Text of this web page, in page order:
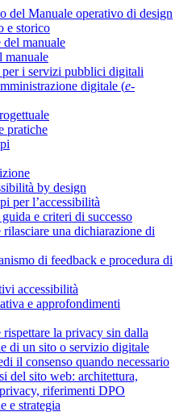
del Manuale operativo di design
e storico
del manuale
manuale
i servizi pubblici digitali
digitale (e-
pratiche
by design
per l’accessibilità
e criteri di successo
rilasciare una dichiarazione di
di feedback e procedura di
accessibilità
e approfondimenti
rispettare la privacy sin dalla
di un sito o servizio digitale
il consenso quando necessario
del sito web: architettura,
riferimenti DPO
e strategia